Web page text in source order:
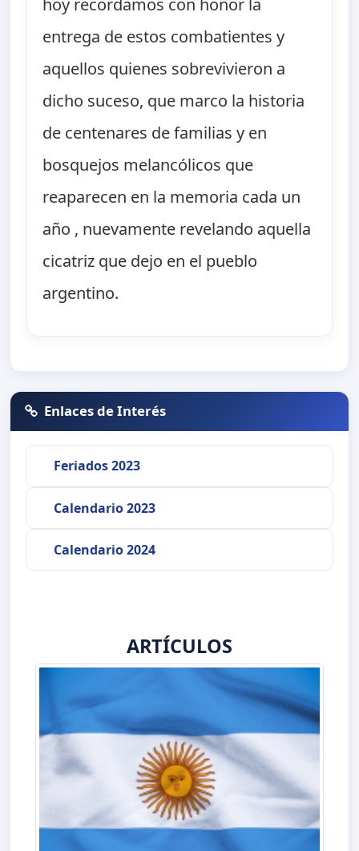
entrega de estos combatientes y
aquellos quienes sobrevivieron a
dicho suceso, que marco la historia
de centenares de familias y en
bosquejos melancólicos que
reaparecen en la memoria cada un
año , nuevamente revelando aquella
cicatriz que dejo en el pueblo
argentino.
Enlaces de Interés
Feriados 2023
Calendario 2023
Calendario 2024
ARTÍCULOS